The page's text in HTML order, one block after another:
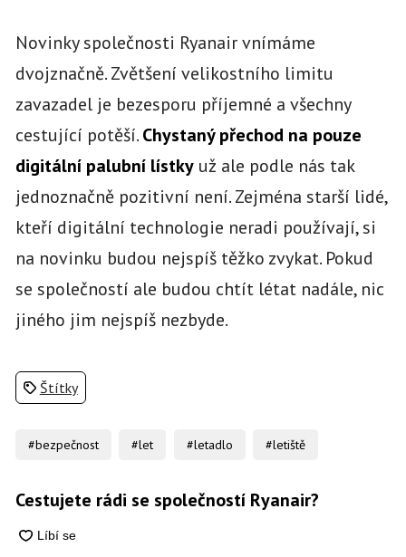
Novinky společnosti Ryanair vnímáme
dvojznačně. Zvětšení velikostního limitu
zavazadel je bezesporu příjemné a všechny
cestující potěší.Chystaný přechod na pouze
digitální palubní lístkyuž ale podle nás tak
jednoznačně pozitivní není. Zejména starší lidé,
kteří digitální technologie neradi používají, si
na novinku budou nejspíš těžko zvykat. Pokud
se společností ale budou chtít létat nadále, nic
jiného jim nejspíš nezbyde.
Štítky
#bezpečnost #let #letadlo #letiště
Cestujete rádi se společností Ryanair?